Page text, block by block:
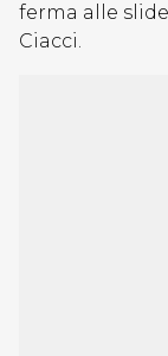
ferma alle
Ciacci.